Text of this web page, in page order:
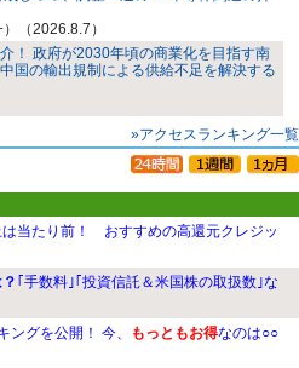
（2026.8.7）
！ 政府が2030年頃の商業化を目指す南
国の輸出規制による供給不足を解決する
»アクセスランキング一覧
当たり前！ おすすめの高還元クレジッ
｢手数料｣｢投資信託＆米国株の取扱数｣な
ングを公開！ 今、 もっともお得なのは○○